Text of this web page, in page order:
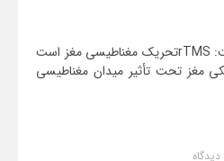
آر.تی.ام.اس (rTMS) چیست: rTMSتحریک مغناطیسی مغز است
مغز تحت تأثیر میدان‌ مغناطیسی